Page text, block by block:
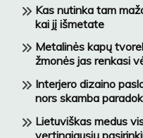
Kas nutinka tam
kai jį išmetate
Metalinės kapų
žmonės jas renkasi
Interjero dizaino
nors skamba
Lietuviškas medus